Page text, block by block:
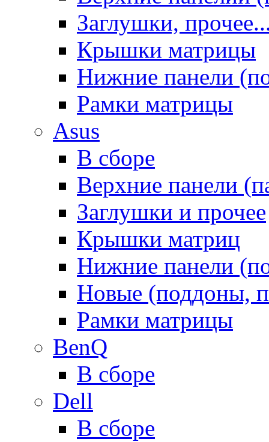
Заглушки,
Крышки матрицы
Нижние панели
Рамки матрицы
Asus
В сборе
Верхние панели
Заглушки и прочее
Крышки матриц
Нижние панели
Новые (поддоны,
Рамки матрицы
BenQ
В сборе
Dell
В сборе